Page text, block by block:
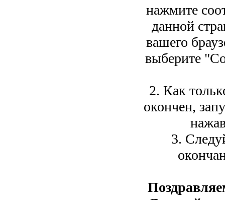
нажмите
данной
вашего
выберите
2. Как
окончен,
3.